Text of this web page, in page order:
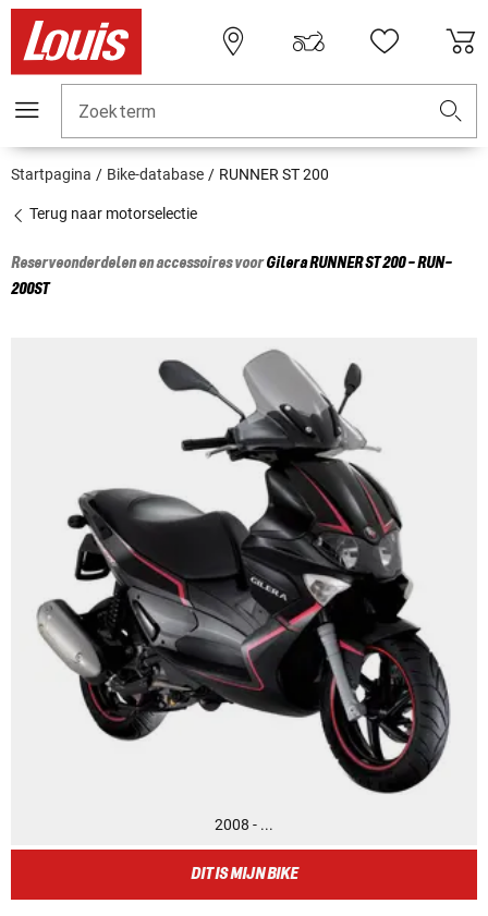
Zoekterm
Startpagina Bike-database RUNNER ST 200
Terug naar motorselectie
Reserveonderdelen en accessoires voorGileraRUNNER ST 200 - RUN-
200ST
2008 - ...
DIT IS MIJN BIKE